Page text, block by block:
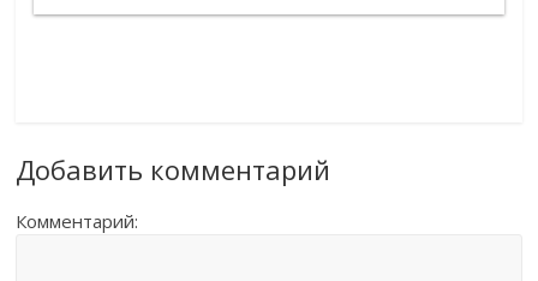
Добавить комментарий
Комментарий: